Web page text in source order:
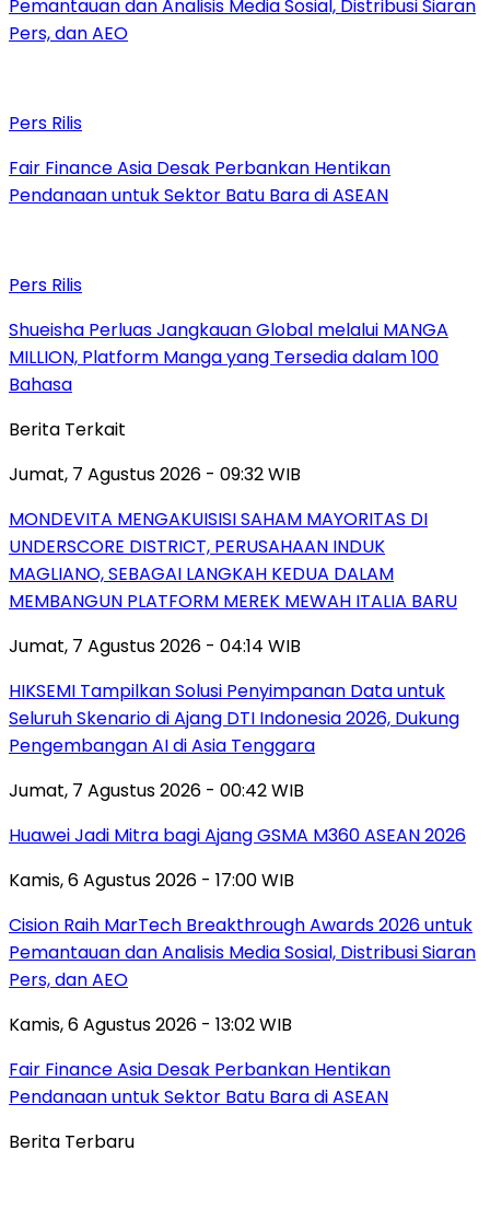
Pemantauan dan Analisis Media Sosial, Distribusi Siaran
Pers, dan AEO
Pers Rilis
Fair Finance Asia Desak Perbankan Hentikan
Pendanaan untuk Sektor Batu Bara di ASEAN
Pers Rilis
Shueisha Perluas Jangkauan Global melalui MANGA
MILLION, Platform Manga yang Tersedia dalam 100
Bahasa
Berita Terkait
Jumat, 7 Agustus 2026 - 09:32 WIB
MONDEVITA MENGAKUISISI SAHAM MAYORITAS DI
UNDERSCORE DISTRICT, PERUSAHAAN INDUK
MAGLIANO, SEBAGAI LANGKAH KEDUA DALAM
MEMBANGUN PLATFORM MEREK MEWAH ITALIA BARU
Jumat, 7 Agustus 2026 - 04:14 WIB
HIKSEMI Tampilkan Solusi Penyimpanan Data untuk
Seluruh Skenario di Ajang DTI Indonesia 2026, Dukung
Pengembangan AI di Asia Tenggara
Jumat, 7 Agustus 2026 - 00:42 WIB
Huawei Jadi Mitra bagi Ajang GSMA M360 ASEAN 2026
Kamis, 6 Agustus 2026 - 17:00 WIB
Cision Raih MarTech Breakthrough Awards 2026 untuk
Pemantauan dan Analisis Media Sosial, Distribusi Siaran
Pers, dan AEO
Kamis, 6 Agustus 2026 - 13:02 WIB
Fair Finance Asia Desak Perbankan Hentikan
Pendanaan untuk Sektor Batu Bara di ASEAN
Berita Terbaru